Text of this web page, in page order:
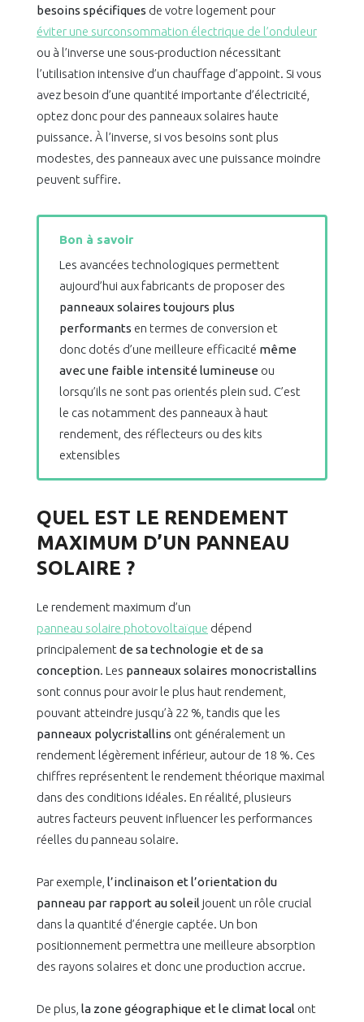
besoins spécifiques de votre logement pour
éviter une surconsommation électrique de l’onduleur
ou à l’inverse une sous-production nécessitant
l’utilisation intensive d’un chauffage d’appoint. Si vous
avez besoin d’une quantité importante d’électricité,
optez donc pour des panneaux solaires haute
puissance. À l’inverse, si vos besoins sont plus
modestes, des panneaux avec une puissance moindre
peuvent suffire.
Bon à savoir
Les avancées technologiques permettent
aujourd’hui aux fabricants de proposer des
panneaux solaires toujours plus
performants en termes de conversion et
donc dotés d’une meilleure efficacité même
avec une faible intensité lumineuse ou
lorsqu’ils ne sont pas orientés plein sud. C’est
le cas notamment des panneaux à haut
rendement, des réflecteurs ou des kits
extensibles
QUEL EST LE RENDEMENT
MAXIMUM D’UN PANNEAU
SOLAIRE ?
Le rendement maximum d’un
panneau solaire photovoltaïque dépend
principalement de sa technologie et de sa
conception. Les panneaux solaires monocristallins
sont connus pour avoir le plus haut rendement,
pouvant atteindre jusqu’à 22 %, tandis que les
panneaux polycristallins ont généralement un
rendement légèrement inférieur, autour de 18 %. Ces
chiffres représentent le rendement théorique maximal
dans des conditions idéales. En réalité, plusieurs
autres facteurs peuvent influencer les performances
réelles du panneau solaire.
Par exemple, l’inclinaison et l’orientation du
panneau par rapport au soleil jouent un rôle crucial
dans la quantité d’énergie captée. Un bon
positionnement permettra une meilleure absorption
des rayons solaires et donc une production accrue.
De plus, la zone géographique et le climat local ont